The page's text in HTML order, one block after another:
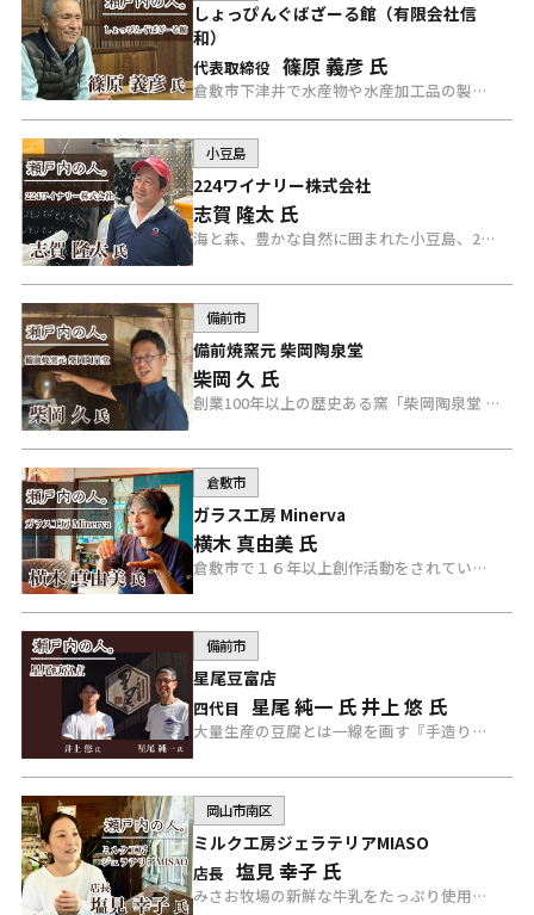
しょっぴんぐばざーる館（有限会社信
和）
代表取締役 篠原 義彦 氏
倉敷市下津井で水産物や水産加工品の製造販売を手掛けるしょっぴんぐばざーる館の篠原氏にインタビュー。
小豆島
224ワイナリー株式会社
志賀 隆太 氏
海と森、豊かな自然に囲まれた小豆島、224ワイナリー志賀さんにインタビュー。
備前市
備前焼窯元 柴岡陶泉堂
柴岡 久 氏
創業100年以上の歴史ある窯「柴岡陶泉堂 」を両親と兄と共に守っている、備前焼作家 柴岡 久さんにインタビュー。
倉敷市
ガラス工房 Minerva
横木 真由美 氏
倉敷市で１６年以上創作活動をされている「ガラス工房 Minerva」の横木さんにインタビュー。
備前市
星尾豆富店
四代目 星尾 純一 氏井上 悠 氏
大量生産の豆腐とは一線を画す『手造り豆富』に徹底してこだわる「星尾豆富店」の星尾さんと井上さんにインタビュー。
岡山市南区
ミルク工房ジェラテリアMIASO
店長 塩見 幸子 氏
みさお牧場の新鮮な牛乳をたっぷり使用した、自然で優しい味のジェラート専門店「ミルク工房ジェラテリアMISAO」の塩見店長にインタビュー。